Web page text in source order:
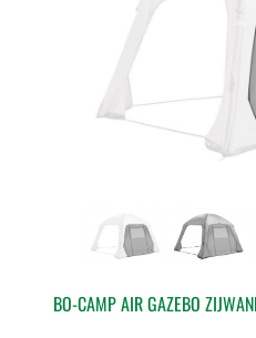
BO-CAMP AIR GAZEBO